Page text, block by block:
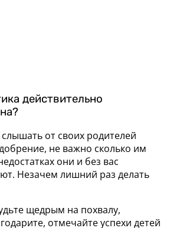
действительно
слышать от своих родителей
не важно сколько им
они и без вас
Незачем лишний раз делать
щедрым на похвалу,
отмечайте успехи детей